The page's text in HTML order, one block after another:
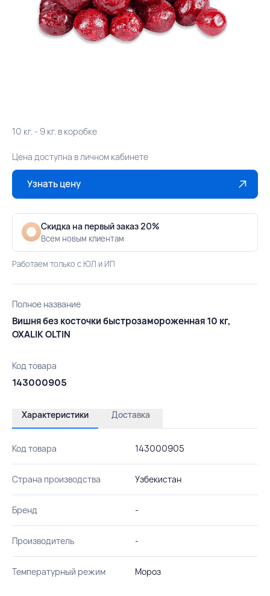
10 кг. - 9 кг. в коробке
Цена доступна в личном кабинете
Узнать цену
Скидка на первый заказ 20%
Всем новым клиентам
Работаем только с ЮЛ и ИП
Полное название
Вишня без косточки быстрозамороженная 10 кг,
OXALIK OLTIN
Код товара
143000905
Характеристики Доставка
Код товара 143000905
Страна производства Узбекистан
Бренд -
Производитель -
Температурный режим Мороз